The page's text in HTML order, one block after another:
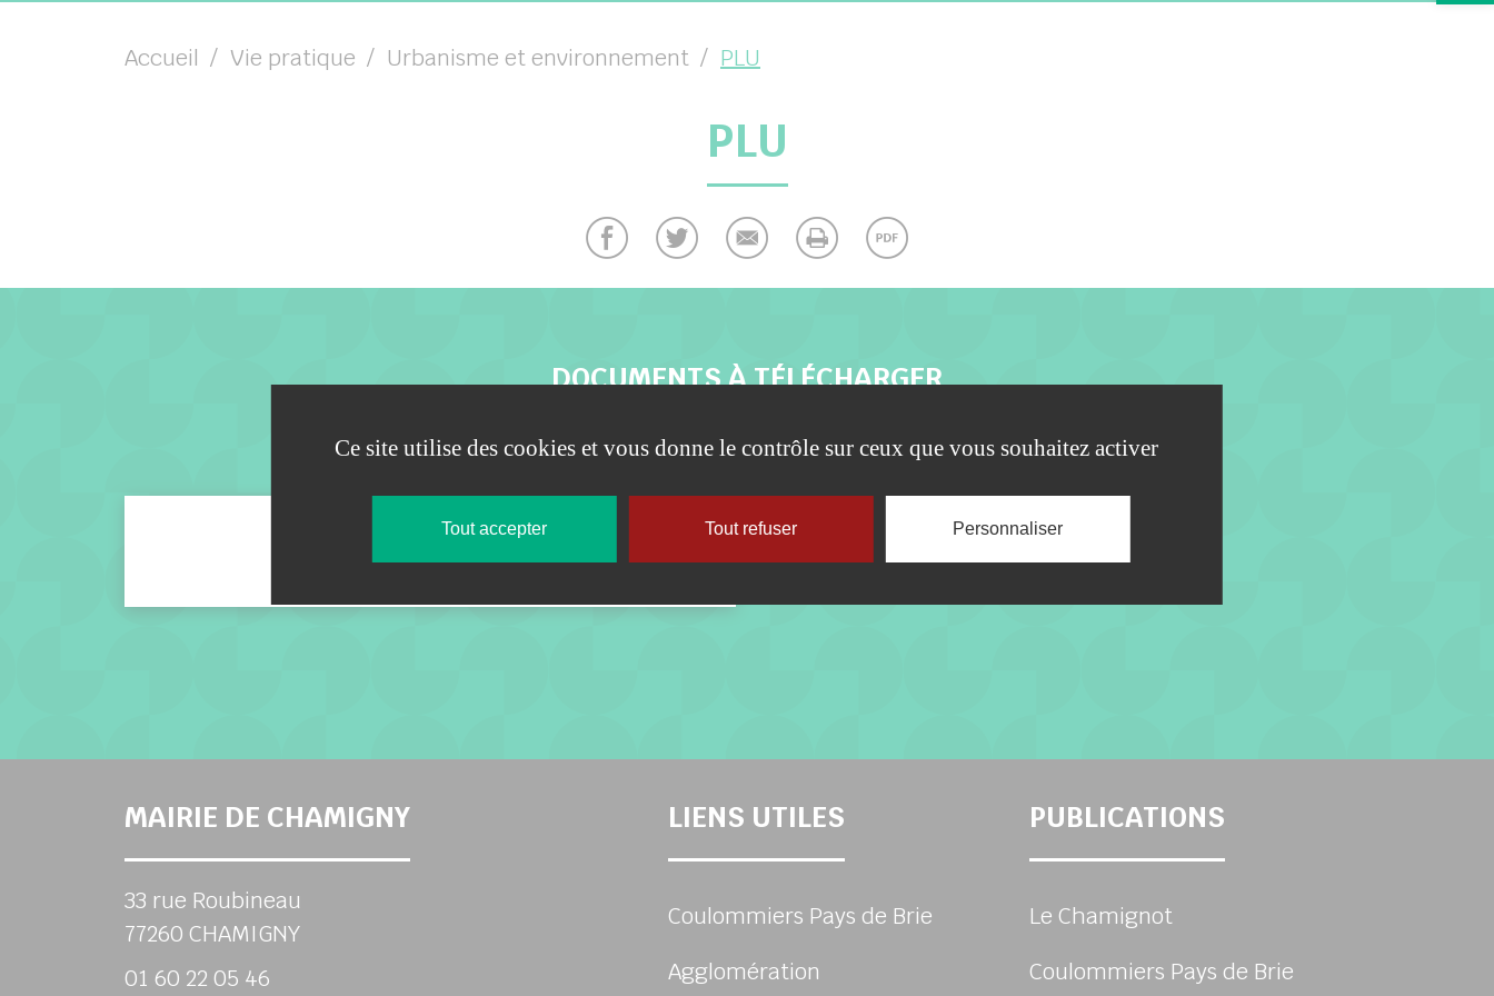
Accueil Vie pratique Urbanisme et environnement PLU
PLU
DOCUMENTS À TÉLÉCHARGER
PLU Chamigny
MAIRIE DE CHAMIGNY
33 rue Roubineau
77260 CHAMIGNY
01 60 22 05 46
LIENS UTILES
Coulommiers Pays de Brie
Agglomération
PUBLICATIONS
Le Chamignot
Coulommiers Pays de Brie
Ce site utilise des cookies et vous donne le contrôle sur ceux que vous souhaitez activer
Tout accepter Tout refuser Personnaliser